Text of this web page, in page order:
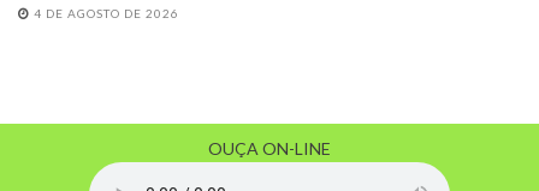
4 DE AGOSTO DE 2026
OUÇA ON-LINE